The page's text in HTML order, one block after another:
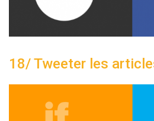
18/ Tweeter les